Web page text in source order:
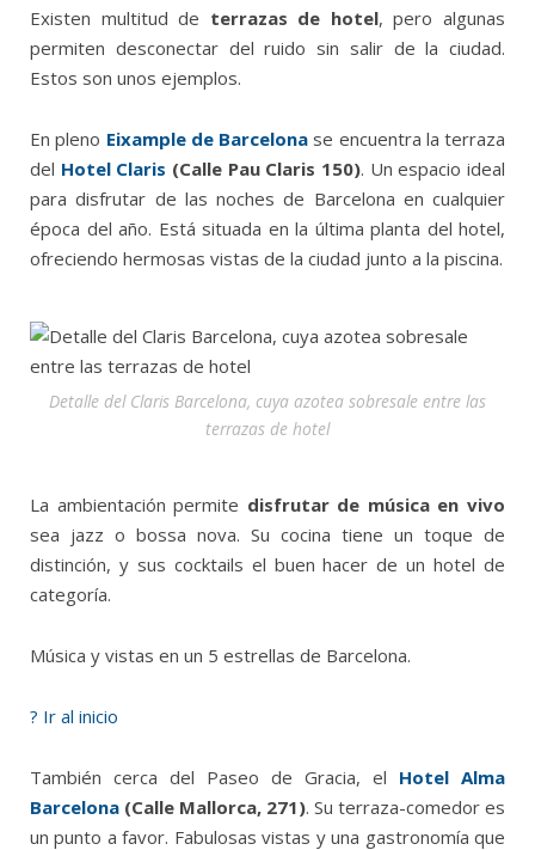
Existen multitud de terrazas de hotel, pero algunas
permiten desconectar del ruido sin salir de la ciudad.
Estos son unos ejemplos.
En pleno Eixample de Barcelona se encuentra la terraza
del Hotel Claris (Calle Pau Claris 150). Un espacio ideal
para disfrutar de las noches de Barcelona en cualquier
época del año. Está situada en la última planta del hotel,
ofreciendo hermosas vistas de la ciudad junto a la piscina.
Detalle del Claris Barcelona, cuya azotea sobresale entre las
terrazas de hotel
La ambientación permite disfrutar de música en vivo
sea jazz o bossa nova. Su cocina tiene un toque de
distinción, y sus cocktails el buen hacer de un hotel de
categoría.
Música y vistas en un 5 estrellas de Barcelona.
? Ir al inicio
También cerca del Paseo de Gracia, el Hotel Alma
Barcelona (Calle Mallorca, 271). Su terraza-comedor es
un punto a favor. Fabulosas vistas y una gastronomía que